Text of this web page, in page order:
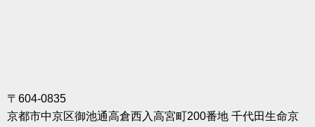
〒604-0835
京都市中京区御池通高倉西入高宮町200番地 千代田生命京